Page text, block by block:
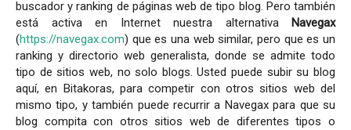
buscador y ranking de páginas web de tipo blog. Pero también
está activa en Internet nuestra alternativa
Navegax
(https://navegax.com) que es una web similar, pero que es un
ranking y directorio web generalista, donde se admite todo
tipo de sitios web, no solo blogs. Usted puede subir su blog
aquí, en Bitakoras, para competir con otros sitios web del
mismo tipo, y también puede recurrir a Navegax para que su
blog compita con otros sitios web de diferentes tipos o